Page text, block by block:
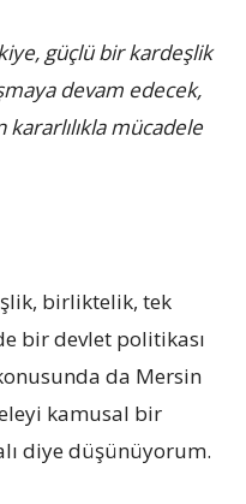
güçlü bir kardeşlik
devam edecek,
kararlılıkla mücadele
birliktelik, tek
bir devlet politikası
da Mersin
kamusal bir
diye düşünüyorum.